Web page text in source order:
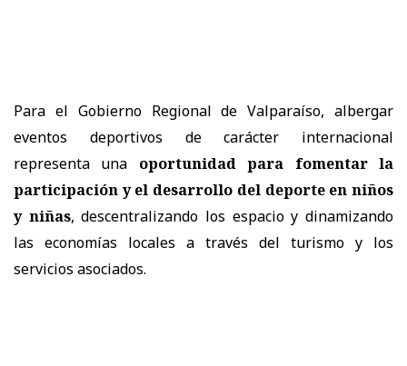
Para el Gobierno Regional de Valparaíso, albergar
eventos deportivos de carácter internacional
representa una
oportunidad para fomentar la
participación y el desarrollo del deporte en niños
y niñas, descentralizando los espacio y dinamizando
las economías locales a través del turismo y los
servicios asociados.